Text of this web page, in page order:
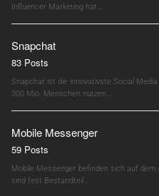
Influencer Marketing hat…
Snapchat
83 Posts
Snapchat ist die innovativste Social
300 Mio. Menschen nutzen…
Mobile Messenger
59 Posts
Mobile Messenger befinden sich auf dem
sind fest Bestandteil…